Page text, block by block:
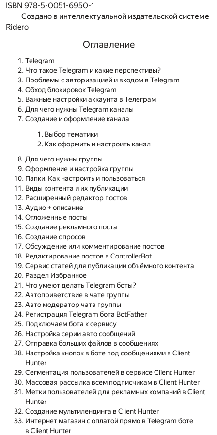
ISBN 978-5-0051-6950-1
Создано в интеллектуальной издательской системе
Ridero
Оглавление
Telegram
Что такое Telegram и какие перспективы?
Проблемы с авторизацией и входом в Telegram
Обход блокировок Telegram
Важные настройки аккаунта в Телеграм
Для чего нужны Telegram каналы
Создание и оформление канала
Выбор тематики
Как оформить и настроить канал
Для чего нужны группы
Оформление и настройка группы
Папки. Как настроить и пользоваться
Виды контента и их публикации
Расширенный редактор постов
Аудио + описание
Отложенные посты
Создание рекламного поста
Создание опросов
Обсуждение или комментирование постов
Редактирование постов в ControllerBot
Сервис статей для публикации объёмного контента
Раздел Избранное
Что умеют делать Telegram боты?
Автоприветствие в чате группы
Авто модератор чата группы
Регистрация Telegram бота BotFather
Подключаем бота к сервису
Настройка серии авто сообщений
Отправка больших файлов в сообщениях
Настройка кнопок в боте под сообщениями в Client
Hunter
Cегментация пользователей в сервисе Client Hunter
Массовая рассылка всем подписчикам в Client Hunter
Метки пользователей для рекламных компаний в Client
Hunter
Создание мультилендинга в Client Hunter
Интернет магазин с оплатой прямо в Telegram боте
в Client Hunter